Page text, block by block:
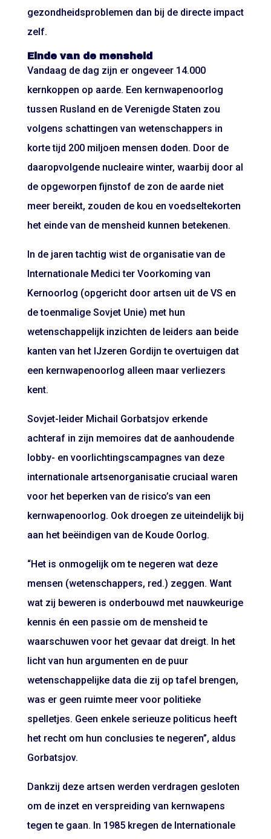
gezondheidsproblemen dan bij de directe impact
zelf.
Einde van de mensheid
Vandaag de dag zijn er ongeveer 14.000
kernkoppen op aarde. Een kernwapenoorlog
tussen Rusland en de Verenigde Staten zou
volgens schattingen van wetenschappers in
korte tijd 200 miljoen mensen doden. Door de
daaropvolgende nucleaire winter, waarbij door al
de opgeworpen fijnstof de zon de aarde niet
meer bereikt, zouden de kou en voedseltekorten
het einde van de mensheid kunnen betekenen.
In de jaren tachtig wist de organisatie van de
Internationale Medici ter Voorkoming van
Kernoorlog (opgericht door artsen uit de VS en
de toenmalige Sovjet Unie) met hun
wetenschappelijk inzichten de leiders aan beide
kanten van het IJzeren Gordijn te overtuigen dat
een kernwapenoorlog alleen maar verliezers
kent.
Sovjet-leider Michail Gorbatsjov erkende
achteraf in zijn memoires dat de aanhoudende
lobby- en voorlichtingscampagnes van deze
internationale artsenorganisatie cruciaal waren
voor het beperken van de risico’s van een
kernwapenoorlog. Ook droegen ze uiteindelijk bij
aan het beëindigen van de Koude Oorlog.
“Het is onmogelijk om te negeren wat deze
mensen (wetenschappers, red.) zeggen. Want
wat zij beweren is onderbouwd met nauwkeurige
kennis én een passie om de mensheid te
waarschuwen voor het gevaar dat dreigt. In het
licht van hun argumenten en de puur
wetenschappelijke data die zij op tafel brengen,
was er geen ruimte meer voor politieke
spelletjes. Geen enkele serieuze politicus heeft
het recht om hun conclusies te negeren”, aldus
Gorbatsjov.
Dankzij deze artsen werden verdragen gesloten
om de inzet en verspreiding van kernwapens
tegen te gaan. In 1985 kregen de Internationale